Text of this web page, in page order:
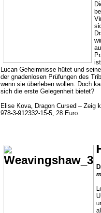
Lucan Geheimnisse hütet und
der gnadenlosen Prüfungen des
wenn sie überleben wollen. Doch
sich die erste Gelegenheit bietet?
Elise Kova, Dragon Cursed – Zeig
978-3-912332-15-5, 28 Euro.